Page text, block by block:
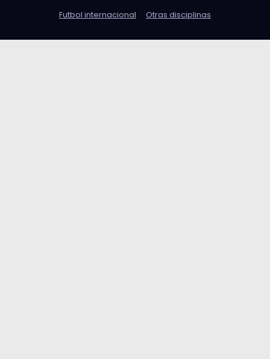
Futbol internacional
Otras disciplinas